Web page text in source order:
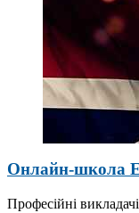
Онлайн-школа
Професійні